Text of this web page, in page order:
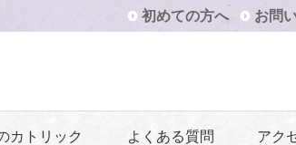
初めての方へ お問
カトリック よくある質問 アク